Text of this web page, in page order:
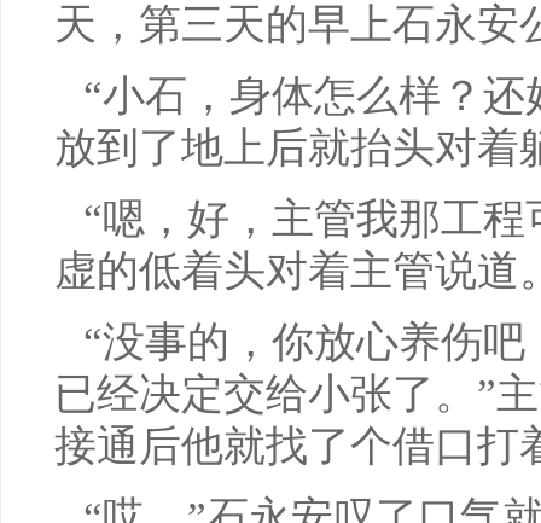
天，第三天的早上石永安
“小石，身体怎么样？
放到了地上后就抬头对着
“嗯，好，主管我那工
虚的低着头对着主管说道
“没事的，你放心养伤
已经决定交给小张了。”
接通后他就找了个借口打